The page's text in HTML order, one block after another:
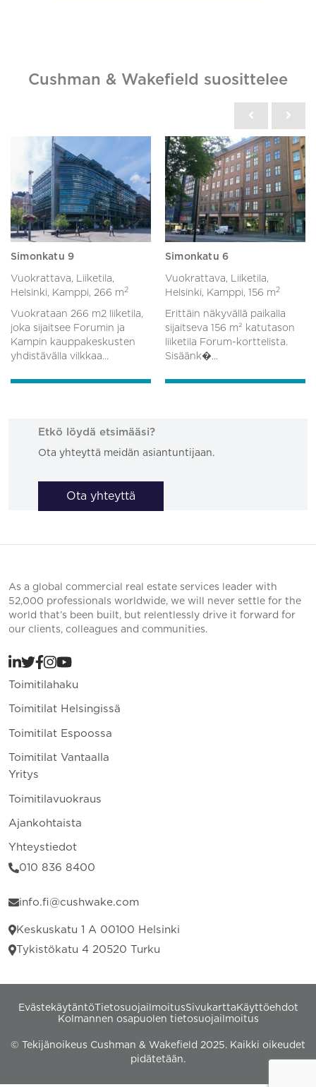
Cushman & Wakefield suosittelee
Simonkatu 9
Vuokrattava, Liiketila,
Helsinki, Kamppi, 266 m 2
Vuokrataan 266 m2 liiketila,
joka sijaitsee Forumin ja
Kampin kauppakeskusten
yhdistävälla vilkkaa...
Simonkatu 6
Vuokrattava, Liiketila,
Helsinki, Kamppi, 156 m 2
Erittäin näkyvällä paikalla
sijaitseva 156 m² katutason
liiketila Forum-korttelista.
Sisäänk�...
Etkö löydä etsimääsi?
Ota yhteyttä meidän asiantuntijaan.
Ota yhteyttä
As a global commercial real estate services leader with
52,000 professionals worldwide, we will never settle for the
world that’s been built, but relentlessly drive it forward for
our clients, colleagues and communities.
Toimitilahaku
Toimitilat Helsingissä
Toimitilat Espoossa
Toimitilat Vantaalla
Yritys
Toimitilavuokraus
Ajankohtaista
Yhteystiedot
010 836 8400
info.fi@cushwake.com
Keskuskatu 1 A 00100 Helsinki
Tykistökatu 4 20520 Turku
EvästekäytäntöTietosuojailmoitusSivukartta Käyttöehdot
Kolmannen osapuolen tietosuojailmoitus
© Tekijänoikeus Cushman & Wakefield 2025. Kaikki oikeudet
pidätetään.